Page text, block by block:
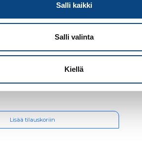
Salli kaikki
Salli valinta
Kiellä
Lisää tilauskoriin